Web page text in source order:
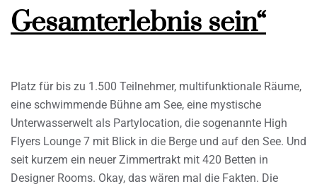
Gesamterlebnis sein“
Platz für bis zu 1.500 Teilnehmer, multifunktionale Räume,
eine schwimmende Bühne am See, eine mystische
Unterwasserwelt als Partylocation, die sogenannte High
Flyers Lounge 7 mit Blick in die Berge und auf den See. Und
seit kurzem ein neuer Zimmertrakt mit 420 Betten in
Designer Rooms. Okay, das wären mal die Fakten. Die